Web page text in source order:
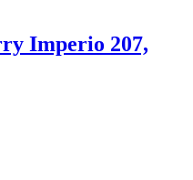
Imperio 207,